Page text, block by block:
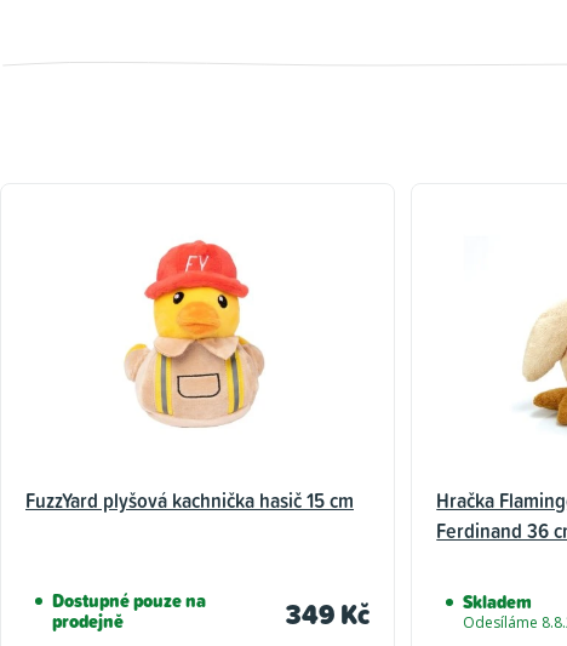
FuzzYard plyšová kachnička hasič 15 cm
Dostupné pouze na
prodejně 349 Kč
Hračka
Ferdinand 36
Skladem
Odesíláme